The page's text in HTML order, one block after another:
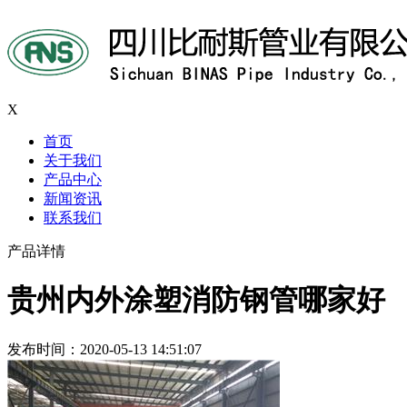
X
首页
关于我们
产品中心
新闻资讯
联系我们
产品详情
贵州内外涂塑消防钢管哪家好
发布时间：2020-05-13 14:51:07